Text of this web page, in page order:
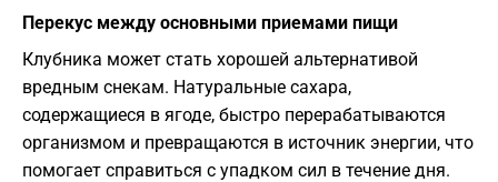
Перекус между основными приемами пищи
Клубника может стать хорошей альтернативой
вредным снекам. Натуральные сахара,
содержащиеся в ягоде, быстро перерабатываются
организмом и превращаются в источник энергии, что
помогает справиться с упадком сил в течение дня.